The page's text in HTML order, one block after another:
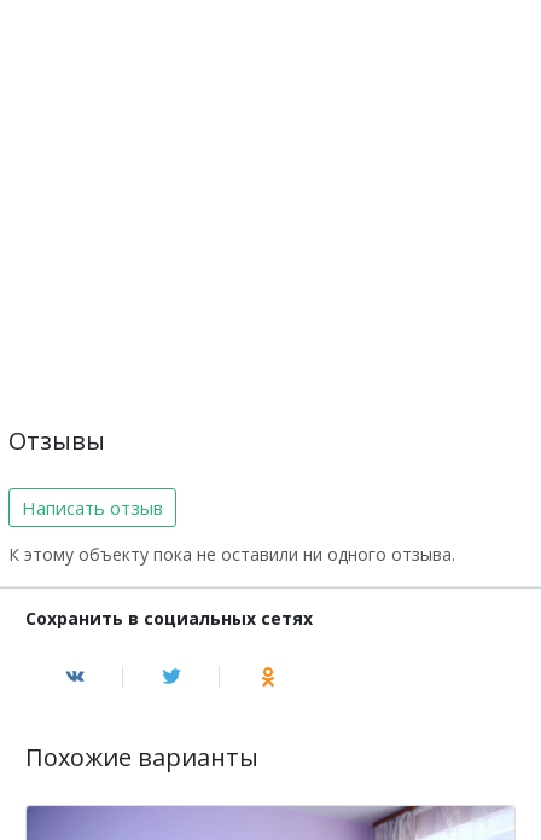
Отзывы
Написать отзыв
К этому объекту пока не оставили ни одного отзыва.
Сохранить в социальных сетях
Похожие варианты